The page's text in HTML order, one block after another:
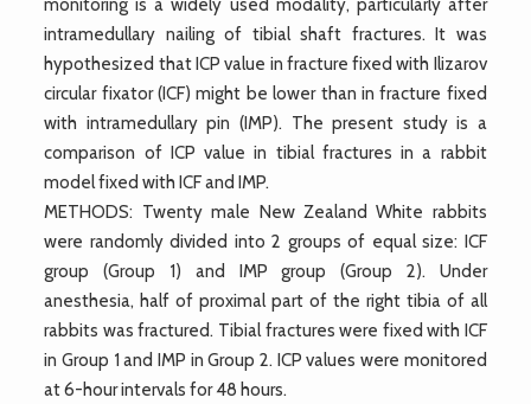
monitoring is a widely used modality, particularly after
intramedullary nailing of tibial shaft fractures. It was
hypothesized that ICP value in fracture fixed with Ilizarov
circular fixator (ICF) might be lower than in fracture fixed
with intramedullary pin (IMP). The present study is a
comparison of ICP value in tibial fractures in a rabbit
model fixed with ICF and IMP.
METHODS: Twenty male New Zealand White rabbits
were randomly divided into 2 groups of equal size: ICF
group (Group 1) and IMP group (Group 2). Under
anesthesia, half of proximal part of the right tibia of all
rabbits was fractured. Tibial fractures were fixed with ICF
in Group 1 and IMP in Group 2. ICP values were monitored
at 6-hour intervals for 48 hours.